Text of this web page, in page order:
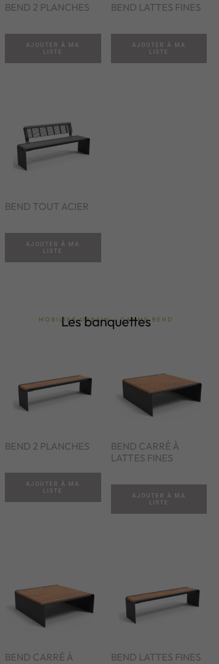
BEND 2 PLANCHES
AJOUTER À MA
LISTE
BEND LATTES FINES
AJOUTER À MA
LISTE
BEND TOUT ACIER
AJOUTER À MA
LISTE
MOBILIER URBAIN - GAMME BEND
Les banquettes
BEND 2 PLANCHES
AJOUTER À MA
LISTE
BEND CARRÉ À
LATTES FINES
AJOUTER À MA
LISTE
BEND CARRÉ À
BEND LATTES FINES